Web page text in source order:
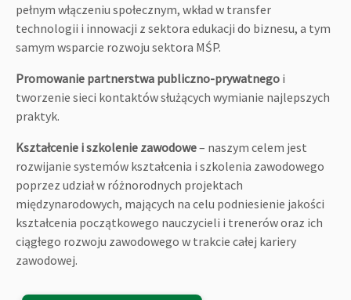
pełnym włączeniu społecznym, wkład w transfer
technologii i innowacji z sektora edukacji do biznesu, a tym
samym wsparcie rozwoju sektora MŚP.
Promowanie partnerstwa publiczno-prywatnego i
tworzenie sieci kontaktów służących wymianie najlepszych
praktyk.
Kształcenie i szkolenie zawodowe– naszym celem jest
rozwijanie systemów kształcenia i szkolenia zawodowego
poprzez udział w różnorodnych projektach
międzynarodowych, mających na celu podniesienie jakości
kształcenia początkowego nauczycieli i trenerów oraz ich
ciągłego rozwoju zawodowego w trakcie całej kariery
zawodowej.